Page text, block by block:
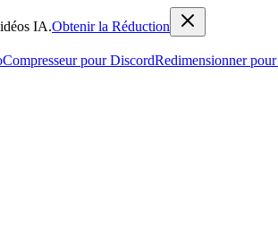
IA.Obtenir la Réduction
Compresseur pour DiscordRedimensionner